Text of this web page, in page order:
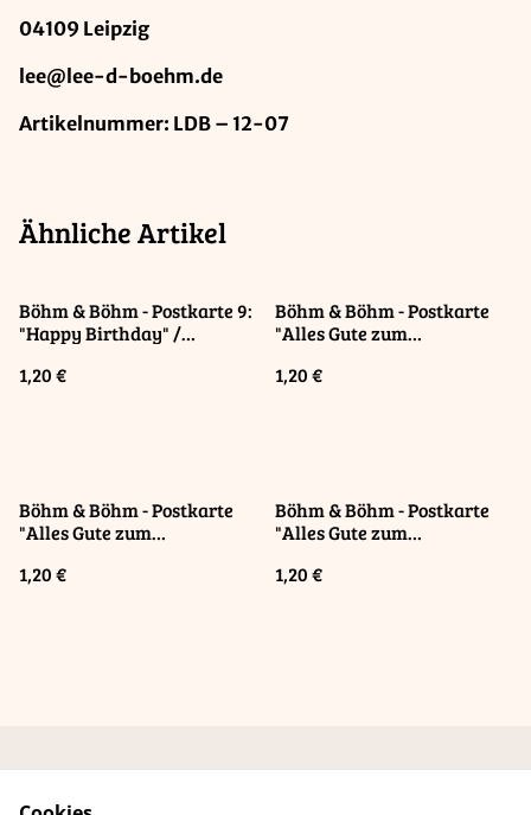
04109 Leipzig
lee@lee-d-boehm.de
Artikelnummer: LDB – 12-07
Ähnliche Artikel
Böhm & Böhm - Postkarte 9:
"Happy Birthday" /
1,20 €
Böhm & Böhm - Postkarte
"Alles Gute zum
Kükenschule" / Postcard
1,20 €
Böhm & Böhm - Postkarte
"Alles Gute zum
Stifte" / Postcard "Happy
1,20 €
Böhm & Böhm - Postkarte
"Alles Gute zum
"Happy Start Of School"
1,20 €